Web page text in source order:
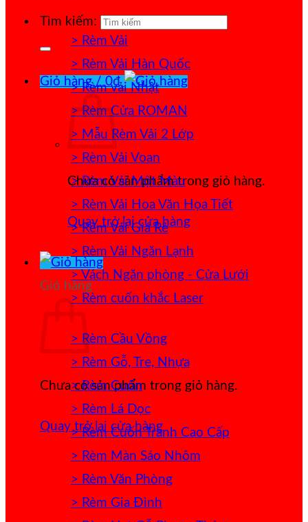
Tìm kiếm:
Giỏ hàng /0₫
Chưa có sản phẩm trong giỏ hàng.
Quay trở lại cửa hàng
Giỏ hàng
Chưa có sản phẩm trong giỏ hàng.
Quay trở lại cửa hàng
> Rèm Vải
> Rèm Vải Hàn Quốc
> Rèm vải Nhật
> Rèm Cửa ROMAN
> Mẫu Rèm Vải 2 Lớp
> Rèm Vải Voan
> Rèm Vải Một Màu
> Rèm Vải Hoa Văn Họa Tiết
> Rèm Vải Giá Rẻ
> Rèm Vải Ngăn Lạnh
> Vách Ngăn phòng - Cửa Lưới
> Rèm cuốn khắc Laser
> Rèm Cầu Vồng
> Rèm Gỗ, Tre, Nhựa
> Rèm Cuốn
> Rèm Lá Dọc
> Rèm Cuốn Tranh Cao Cấp
> Rèm Màn Sáo Nhôm
> Rèm Văn Phòng
> Rèm Gia Đình